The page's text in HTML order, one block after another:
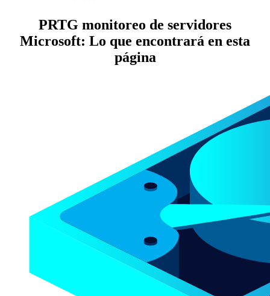
PRTG monitoreo de servidores
Microsoft: Lo que encontrará en esta
página